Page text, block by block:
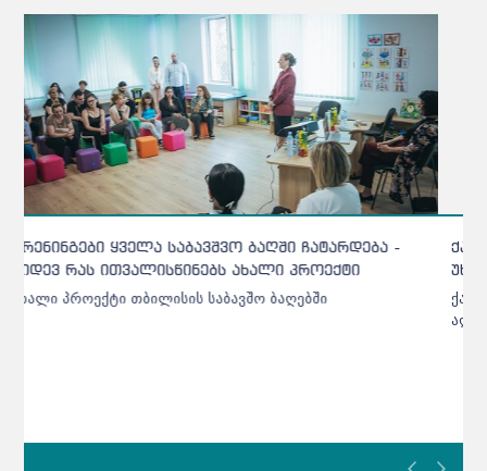
ქარელის საბავშვო ბაღებში შეტანილი ხორცი
უხარისხო აღმოჩნდა - დეტალები
ქარელის საბავშვო ბაღებში შეტანილი ხორცი უხარისხო